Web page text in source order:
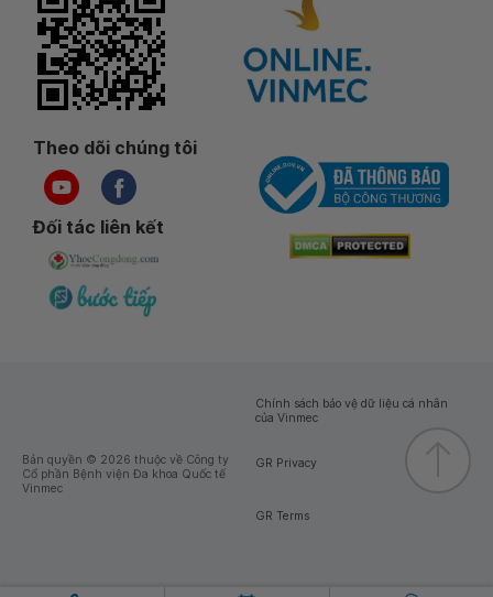
Theo dõi chúng tôi
Đối tác liên kết
Bản quyền © 2026 thuộc về Công ty
Cổ phần Bệnh viện Đa khoa Quốc tế
Vinmec
Chính sách bảo vệ dữ liệu cá nhân
của Vinmec
GR Privacy
GR Terms